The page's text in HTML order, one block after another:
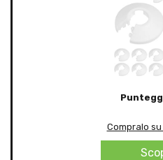
Compralo